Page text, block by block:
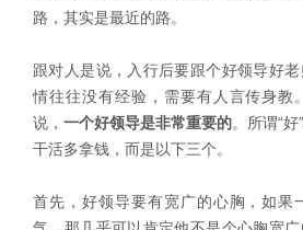
路，其实是最近的路。
跟对人是说，入行后要跟个好领导好
情往往没有经验，需要有人言传身教
说， 一个好领导是非常重要的。所谓“
干活多拿钱，而是以下三个。
首先，好领导要有宽广的心胸，如果